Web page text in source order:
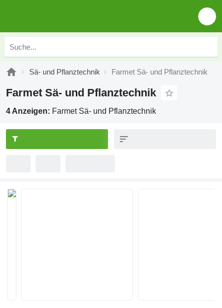
Sä- und Pflanztechnik Farmet Sä- und Pflanztechnik
Farmet Sä- und Pflanztechnik
4 Anzeigen: Farmet Sä- und Pflanztechnik